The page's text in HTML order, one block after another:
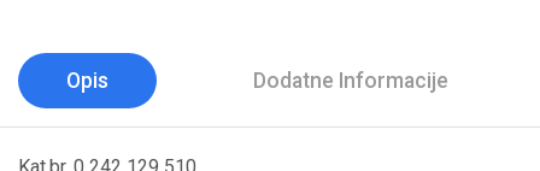
Opis Dodatne Informacije